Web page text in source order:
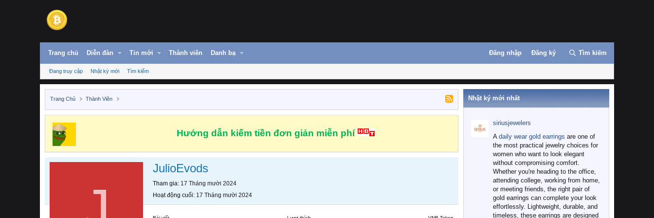
Trang chủ Diễn đàn Tin mới Thành viên Danh bạ Đăng nhập Đăng ký Tìm kiếm
Đang truy cập Nhật ký mới Tìm kiếm
Trang Chủ Thành Viên
Hướng dẫn kiếm tiền đơn giản miễn phí
JulioEvods
Tham gia 17 Tháng mười 2024
Hoạt động cuối 17 Tháng mười 2024
Nhật ký mới nhất
siriusjewelers
A daily wear gold earrings are one of
the most practical jewelry choices for
women who want to look elegant
without compromising comfort.
Whether you're heading to the office,
attending college, working from home,
or meeting friends, the right pair of
gold earrings can complete your look
effortlessly. Lightweight, durable, and
timeless, these earrings are designed